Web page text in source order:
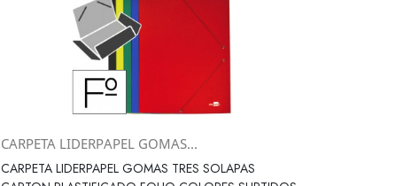
Vista rápida
CARPETA LIDERPAPEL GOMAS...
CARPETA LIDERPAPEL GOMAS TRES SOLAPAS